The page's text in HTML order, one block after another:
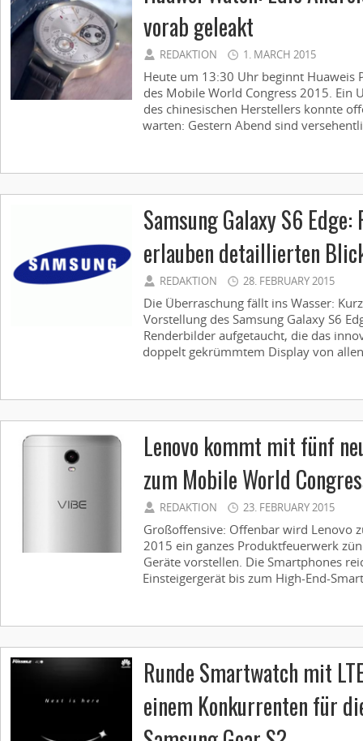
vorab geleakt
REDAKTION 1. MARCH 2015
Heute um 13:30 Uhr beginnt Huaweis
des Mobile World Congress 2015. Ein
des chinesischen Herstellers konnte
warten: Gestern Abend sind
Samsung Galaxy S6
erlauben detaillierten
REDAKTION 28. FEBRUARY 2015
Die Überraschung fällt ins Wasser:
Vorstellung des Samsung Galaxy S6
Renderbilder aufgetaucht, die das
doppelt gekrümmtem Display von
Lenovo kommt mit fünf
zum Mobile World
REDAKTION 23. FEBRUARY 2015
Großoffensive: Offenbar wird Lenovo
2015 ein ganzes Produktfeuerwerk
Geräte vorstellen. Die Smartphones
Einsteigergerät bis zum High-End-
Runde Smartwatch mit
einem Konkurrenten für